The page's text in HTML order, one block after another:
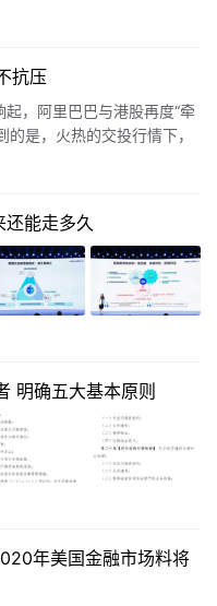
抗压
，阿里巴巴与港股再度“牵
是，火热的交投行情下，
映在富途证券上短时无法
商报记者表示，券商交易
益，类似事件需要引起警
能走多久
明确五大基本原则
年美国金融市场料将